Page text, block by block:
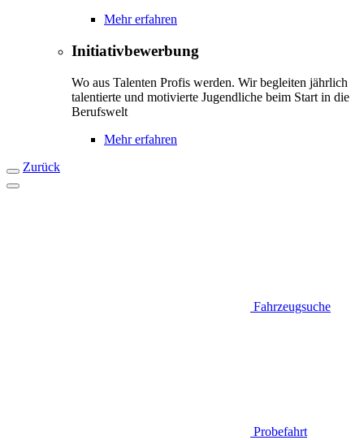
Mehr erfahren
Initiativbewerbung
Wo aus Talenten Profis werden. Wir begleiten jährlich
talentierte und motivierte Jugendliche beim Start in die
Berufswelt
Mehr erfahren
Zurück
Fahrzeugsuche
Probefahrt